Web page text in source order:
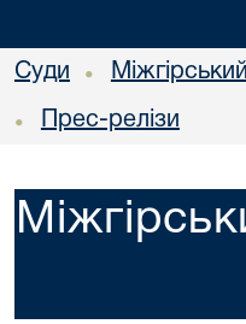
Суди •
• Прес-релізи